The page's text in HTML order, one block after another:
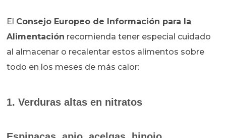
El Consejo Europeo de Información para la
Alimentación recomienda tener especial cuidado
al almacenar o recalentar estos alimentos sobre
todo en los meses de más calor:
1. Verduras altas en nitratos